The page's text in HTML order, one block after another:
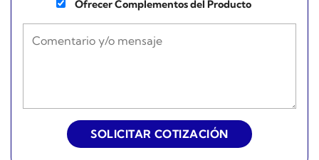
Ofrecer Complementos del Producto